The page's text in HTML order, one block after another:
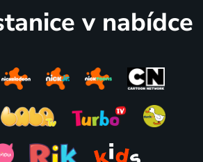
v nabídce